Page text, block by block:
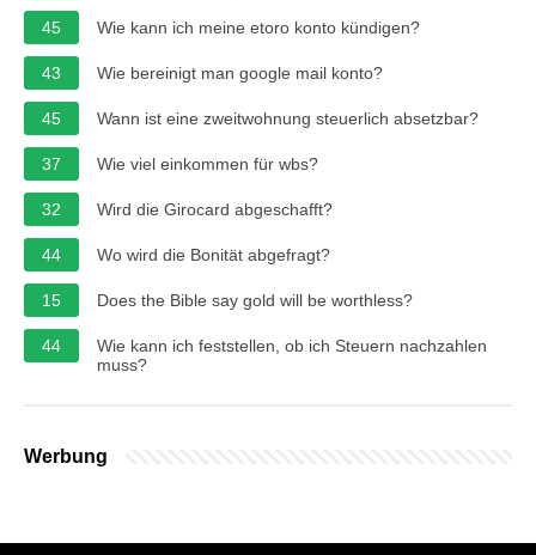
45 Wie kann ich meine etoro konto kündigen?
43 Wie bereinigt man google mail konto?
45 Wann ist eine zweitwohnung steuerlich absetzbar?
37 Wie viel einkommen für wbs?
32 Wird die Girocard abgeschafft?
44 Wo wird die Bonität abgefragt?
15 Does the Bible say gold will be worthless?
44
Wie kann ich feststellen, ob ich Steuern nachzahlen
muss?
Werbung